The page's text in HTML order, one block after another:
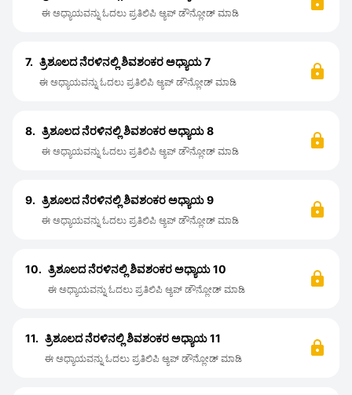
ಈ ಅಧ್ಯಾಯವನ್ನು ಓದಲು ಪ್ರತಿಲಿಪಿ ಆ್ಯಪ್ ಡೌನ್ಲೋಡ್ ಮಾಡಿ
7. ತ್ರಿಶೂಲದ ನೆರಳಿನಲ್ಲಿ ಶಿವಶಂಕರ ಅಧ್ಯಾಯ 7
ಈ ಅಧ್ಯಾಯವನ್ನು ಓದಲು ಪ್ರತಿಲಿಪಿ ಆ್ಯಪ್ ಡೌನ್ಲೋಡ್ ಮಾಡಿ
8. ತ್ರಿಶೂಲದ ನೆರಳಿನಲ್ಲಿ ಶಿವಶಂಕರ ಅಧ್ಯಾಯ 8
ಈ ಅಧ್ಯಾಯವನ್ನು ಓದಲು ಪ್ರತಿಲಿಪಿ ಆ್ಯಪ್ ಡೌನ್ಲೋಡ್ ಮಾಡಿ
9. ತ್ರಿಶೂಲದ ನೆರಳಿನಲ್ಲಿ ಶಿವಶಂಕರ ಅಧ್ಯಾಯ 9
ಈ ಅಧ್ಯಾಯವನ್ನು ಓದಲು ಪ್ರತಿಲಿಪಿ ಆ್ಯಪ್ ಡೌನ್ಲೋಡ್ ಮಾಡಿ
10. ತ್ರಿಶೂಲದ ನೆರಳಿನಲ್ಲಿ ಶಿವಶಂಕರ ಅಧ್ಯಾಯ 10
ಈ ಅಧ್ಯಾಯವನ್ನು ಓದಲು ಪ್ರತಿಲಿಪಿ ಆ್ಯಪ್ ಡೌನ್ಲೋಡ್ ಮಾಡಿ
11. ತ್ರಿಶೂಲದ ನೆರಳಿನಲ್ಲಿ ಶಿವಶಂಕರ ಅಧ್ಯಾಯ 11
ಈ ಅಧ್ಯಾಯವನ್ನು ಓದಲು ಪ್ರತಿಲಿಪಿ ಆ್ಯಪ್ ಡೌನ್ಲೋಡ್ ಮಾಡಿ